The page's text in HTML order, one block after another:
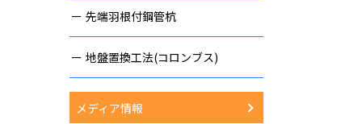
先端羽根付鋼管杭
地盤置換工法(コロンブス)
メディア情報